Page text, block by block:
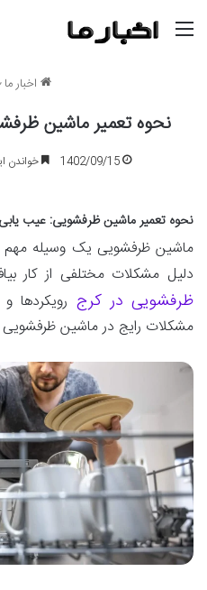
اخبار ما
نحوه تعمیر ماشین
1402/09/15 خواندن این
نحوه تعمیر ماشین ظرفشویی: عیب
ماشین ظرفشویی یک وسیله
دلیل مشکلات مختلفی از کار
ظرفشویی در کرج رویکردها
مشکلات رایج در ماشین